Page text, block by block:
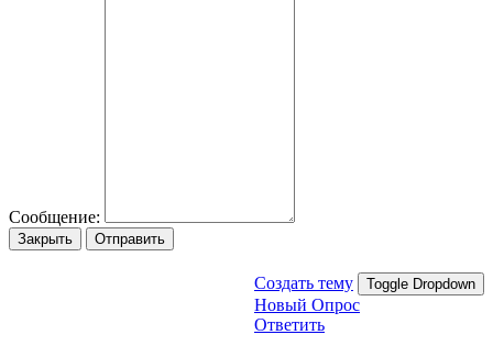
Сообщение:
Закрыть Отправить
Создать тему Toggle Dropdown
Новый Опрос
Ответить